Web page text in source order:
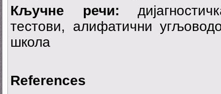
Кључне речи:
тестови, алифатични
школа
References